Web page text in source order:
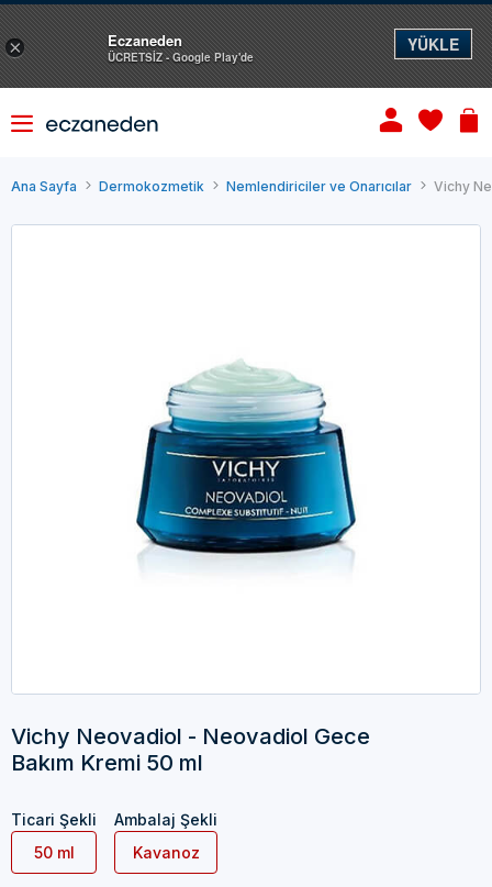
Ana Sayfa Dermokozmetik Nemlendiriciler ve Onarıcılar Vichy
Vichy Neovadiol - Neovadiol Gece
Bakım Kremi 50 ml
Ticari Şekli
50 ml
Ambalaj Şekli
Kavanoz
× Eczaneden
ÜCRETSİZ - Google Play'de
YÜKLE